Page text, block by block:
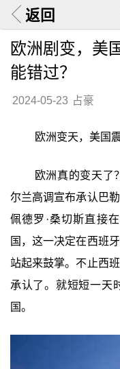
返回
欧洲剧变，美
能错过？
2024-05-23 占豪
欧洲变天，美国震
欧洲真的变天了
尔兰高调宣布承认巴
佩德罗·桑切斯直接
国，这一决定在西班
站起来鼓掌。不止西
承认了。就短短一天
国。